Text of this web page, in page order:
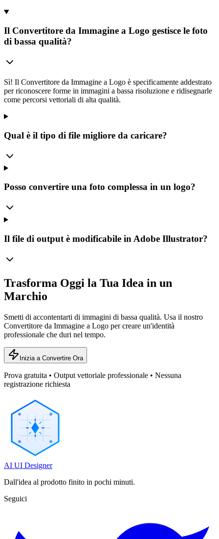
Il Convertitore da Immagine a Logo gestisce le foto
di bassa qualità?
Sì! Il Convertitore da Immagine a Logo è specificamente addestrato
per riconoscere forme in immagini a bassa risoluzione e ridisegnarle
come percorsi vettoriali di alta qualità.
Qual è il tipo di file migliore da caricare?
Posso convertire una foto complessa in un logo?
Il file di output è modificabile in Adobe Illustrator?
Trasforma Oggi la Tua Idea in un
Marchio
Smetti di accontentarti di immagini di bassa qualità. Usa il nostro
Convertitore da Immagine a Logo per creare un'identità
professionale che duri nel tempo.
Inizia a Convertire Ora
Prova gratuita • Output vettoriale professionale • Nessuna
registrazione richiesta
AI UI Designer
Dall'idea al prodotto finito in pochi minuti.
Seguici